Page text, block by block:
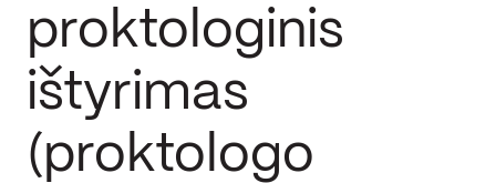
proktologinis
ištyrimas
(proktologo